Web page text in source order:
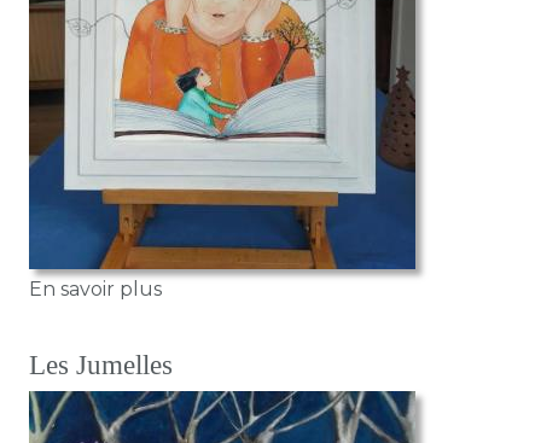
En savoir plussur Sortie du livre
Les Jumelles